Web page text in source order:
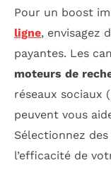
Pour un boost
ligne, envisagez
payantes. Les
moteurs de
réseaux sociaux
peuvent vous
Sélectionnez des
l’efficacité de